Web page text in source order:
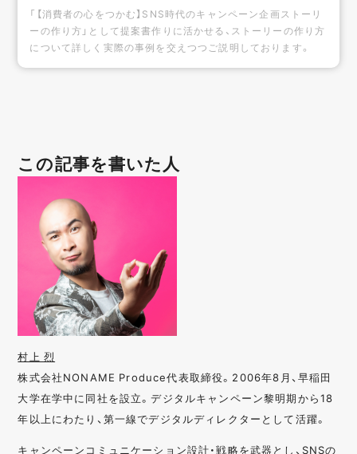
「【消費者の心をつかむ】SNS時代のキャンペーン企画ストーリ
ーの作り方」として提案書作りに活かせる、ストーリーの作り方
について詳しく実際の事例を交えつつご説明しております。
この記事を書いた人
村上 烈
株式会社NONAME Produce代表取締役。2006年8月、早稲田
大学在学中に同社を設立。デジタルキャンペーン黎明期から18
年以上にわたり、第一線でデジタルディレクターとして活躍。
キャンペーンコミュニケーション設計・戦略を武器とし、SNSの